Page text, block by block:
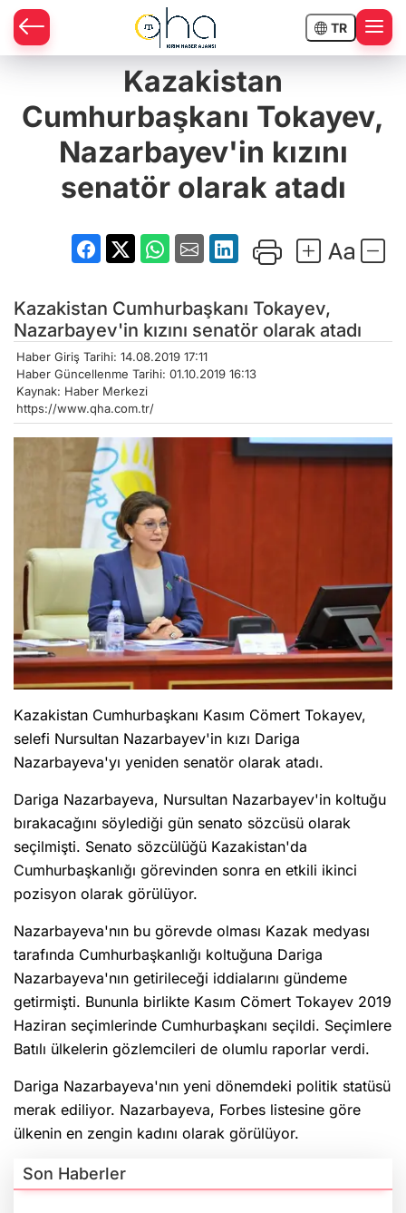
TR
Kazakistan
Cumhurbaşkanı Tokayev,
Nazarbayev'in kızını
senatör olarak atadı
Kazakistan Cumhurbaşkanı Tokayev,
Nazarbayev'in kızını senatör olarak atadı
Haber Giriş Tarihi: 14.08.2019 17:11
Haber Güncellenme Tarihi: 01.10.2019 16:13
Kaynak: Haber Merkezi
https://www.qha.com.tr/
Kazakistan Cumhurbaşkanı Kasım Cömert Tokayev,
selefi Nursultan Nazarbayev'in kızı Dariga
Nazarbayeva'yı yeniden senatör olarak atadı.
Dariga Nazarbayeva, Nursultan Nazarbayev'in koltuğu
bırakacağını söylediği gün senato sözcüsü olarak
seçilmişti. Senato sözcülüğü Kazakistan'da
Cumhurbaşkanlığı görevinden sonra en etkili ikinci
pozisyon olarak görülüyor.
Nazarbayeva'nın bu görevde olması Kazak medyası
tarafında Cumhurbaşkanlığı koltuğuna Dariga
Nazarbayeva'nın getirileceği iddialarını gündeme
getirmişti. Bununla birlikte Kasım Cömert Tokayev 2019
Haziran seçimlerinde Cumhurbaşkanı seçildi. Seçimlere
Batılı ülkelerin gözlemcileri de olumlu raporlar verdi.
Dariga Nazarbayeva'nın yeni dönemdeki politik statüsü
merak ediliyor. Nazarbayeva, Forbes listesine göre
ülkenin en zengin kadını olarak görülüyor.
Son Haberler